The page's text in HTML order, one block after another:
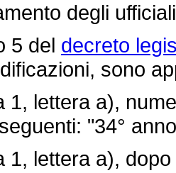
degli
5 del decreto
sono
lettera a),
"34°
lettera a), dopo